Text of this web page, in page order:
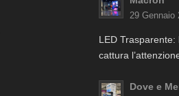
29 Gennaio
LED Trasparente:
cattura
Dove e